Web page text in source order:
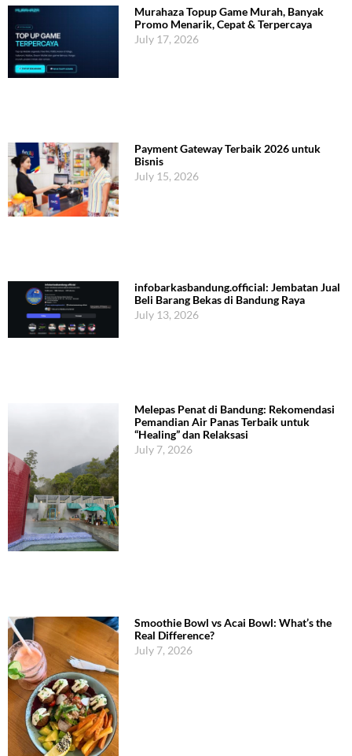
Murahaza Topup Game Murah, Banyak
Promo Menarik, Cepat & Terpercaya
July 17, 2026
Payment Gateway Terbaik 2026 untuk
Bisnis
July 15, 2026
infobarkasbandung.official: Jembatan Jual
Beli Barang Bekas di Bandung Raya
July 13, 2026
Melepas Penat di Bandung: Rekomendasi
Pemandian Air Panas Terbaik untuk
“Healing” dan Relaksasi
July 7, 2026
Smoothie Bowl vs Acai Bowl: What’s the
Real Difference?
July 7, 2026